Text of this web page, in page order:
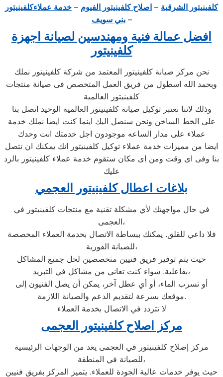
كلفينيتور الشرقية – اصلاح كلفينيتور الفيوم – خدمة عملاءكلفينيتور
بني سويف–
افضل عمالة فنية ومهندسين لصيانة اجهزة
كلفينيتور
نحن مركز صيانة كلفينيتور المعتمد من شركة كلفينيتور نملك
وبحمد الله اسطول من فريق العمل المتخصص فى صيانة منتجات
كلفينيتور العالمية
وذلك لاننا نعتبر توكيل صيانة كلفينيتور العالمية الوحيد اتصل بنا
على الخط الساخن ونحن سنصل اليك اينما كنت ايضا نملك خدمة
عملاء على مدار الساعه موجودون اجل خدمتك انت وحدك
ايضا من مميزات خدمة عملاء توكيل كلفينيتور انك يمكنك ان تتصل
بنا وفى اى وقت ومن اى مكان ستقوم خدمة عملاء كلفينيتور بالرد
عليك
بلاغات اعطال كلفينيتور العجمي
في حال مواجهتك لأي مشكلة تقنية مع منتجات كلفينيتور في
العجمى،
فلا داعي للقلق. يمكنك ببساطة الاتصال بخدمة العملاء المخصصة
للصيانة الفورية،
حيث يتم توفير فريق فنيين متخصصين لحل جميع المشاكل
بفاعلية. سواء كنت تعاني من مشاكل في التبريد،
أو تسرب الماء، أو أي عطل آخر، يمكن أن يصل الفنيون إلى
موقعك بسرعة لتقديم الدعم والصيانة اللازمة.
لا تتردد في الاتصال بخدمة العملاء
مركز اصلاح كلفينيتور العجمى
مركز إصلاح كلفينيتور في العجمى يعد من الوجهات الرئيسية
للصيانة في المنطقة،
حيث يوفر خدمات عالية الجودة للعملاء. يتميز المركز بفريق فنيين